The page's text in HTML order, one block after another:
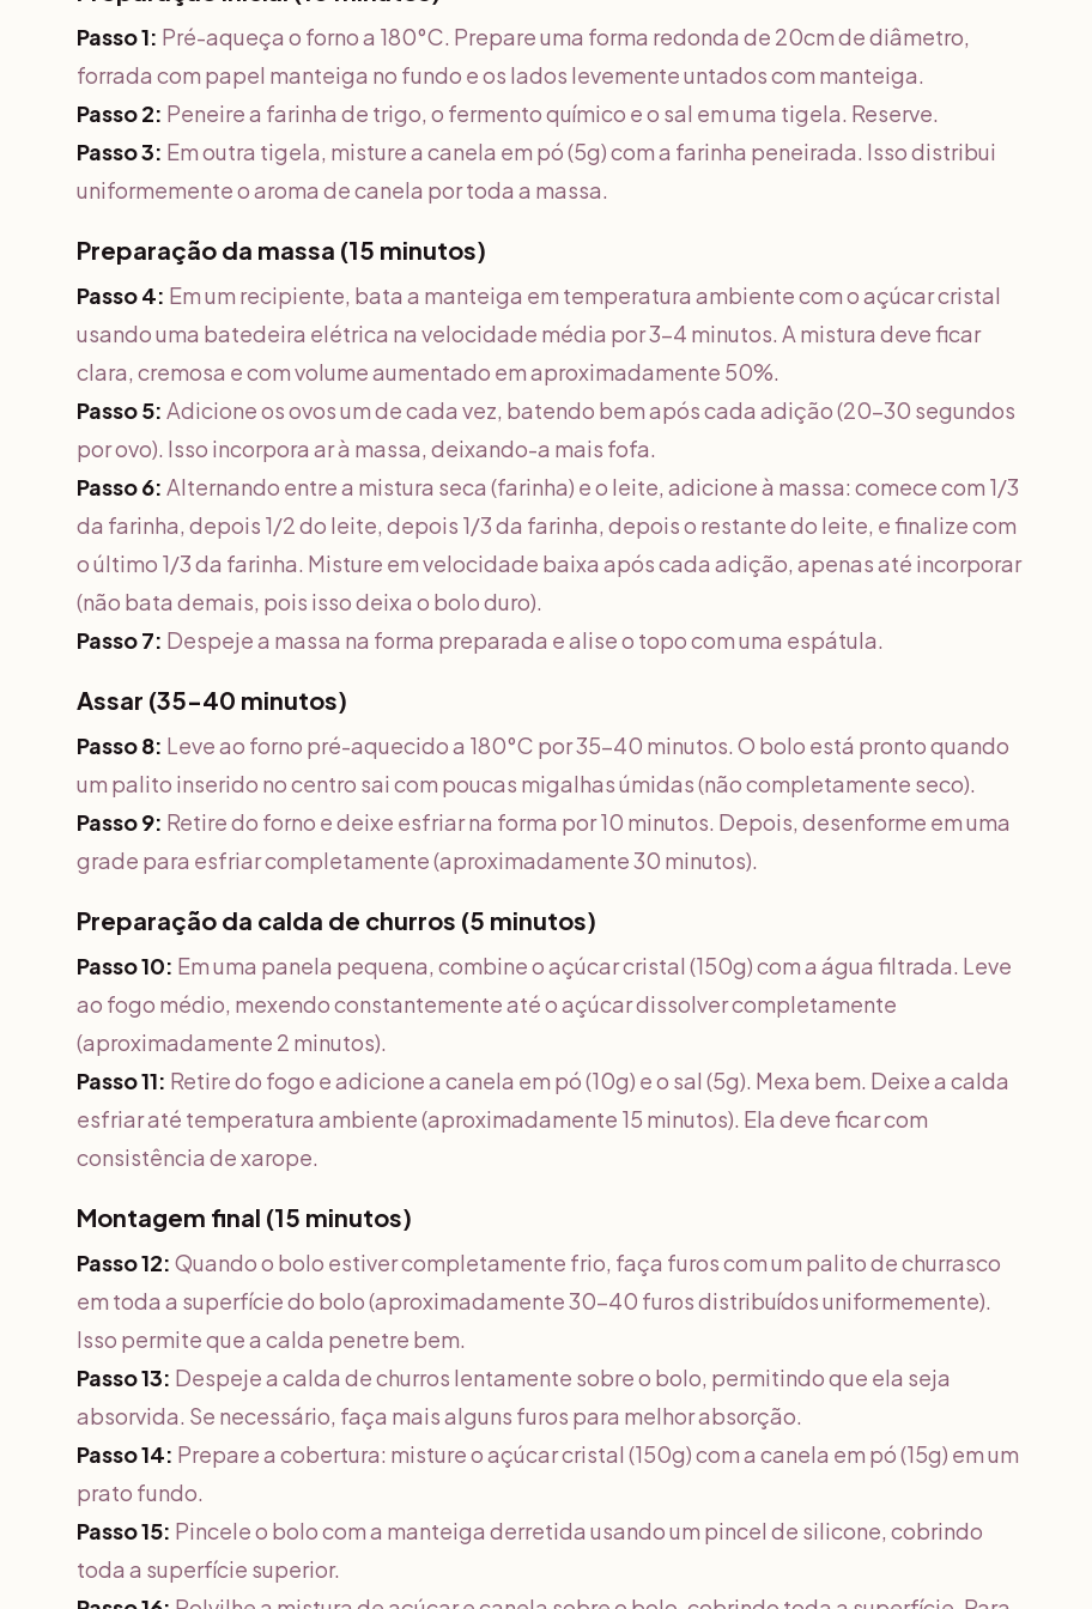
Passo 1: Pré-aqueça o forno a 180°C. Prepare uma forma redonda de 20cm de diâmetro,
forrada com papel manteiga no fundo e os lados levemente untados com manteiga.
Passo 2: Peneire a farinha de trigo, o fermento químico e o sal em uma tigela. Reserve.
Passo 3: Em outra tigela, misture a canela em pó (5g) com a farinha peneirada. Isso distribui
uniformemente o aroma de canela por toda a massa.
Preparação da massa (15 minutos)
Passo 4: Em um recipiente, bata a manteiga em temperatura ambiente com o açúcar cristal
usando uma batedeira elétrica na velocidade média por 3-4 minutos. A mistura deve ficar
clara, cremosa e com volume aumentado em aproximadamente 50%.
Passo 5: Adicione os ovos um de cada vez, batendo bem após cada adição (20-30 segundos
por ovo). Isso incorpora ar à massa, deixando-a mais fofa.
Passo 6: Alternando entre a mistura seca (farinha) e o leite, adicione à massa: comece com 1/3
da farinha, depois 1/2 do leite, depois 1/3 da farinha, depois o restante do leite, e finalize com
o último 1/3 da farinha. Misture em velocidade baixa após cada adição, apenas até incorporar
(não bata demais, pois isso deixa o bolo duro).
Passo 7: Despeje a massa na forma preparada e alise o topo com uma espátula.
Assar (35-40 minutos)
Passo 8: Leve ao forno pré-aquecido a 180°C por 35-40 minutos. O bolo está pronto quando
um palito inserido no centro sai com poucas migalhas úmidas (não completamente seco).
Passo 9: Retire do forno e deixe esfriar na forma por 10 minutos. Depois, desenforme em uma
grade para esfriar completamente (aproximadamente 30 minutos).
Preparação da calda de churros (5 minutos)
Passo 10: Em uma panela pequena, combine o açúcar cristal (150g) com a água filtrada. Leve
ao fogo médio, mexendo constantemente até o açúcar dissolver completamente
(aproximadamente 2 minutos).
Passo 11: Retire do fogo e adicione a canela em pó (10g) e o sal (5g). Mexa bem. Deixe a calda
esfriar até temperatura ambiente (aproximadamente 15 minutos). Ela deve ficar com
consistência de xarope.
Montagem final (15 minutos)
Passo 12: Quando o bolo estiver completamente frio, faça furos com um palito de churrasco
em toda a superfície do bolo (aproximadamente 30-40 furos distribuídos uniformemente).
Isso permite que a calda penetre bem.
Passo 13: Despeje a calda de churros lentamente sobre o bolo, permitindo que ela seja
absorvida. Se necessário, faça mais alguns furos para melhor absorção.
Passo 14: Prepare a cobertura: misture o açúcar cristal (150g) com a canela em pó (15g) em um
prato fundo.
Passo 15: Pincele o bolo com a manteiga derretida usando um pincel de silicone, cobrindo
toda a superfície superior.